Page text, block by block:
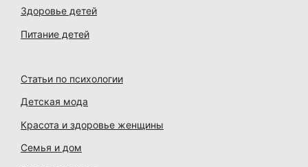
Здоровье детей
Питание детей
Статьи по психологии
Детская мода
Красота и здоровье женщины
Семья и дом